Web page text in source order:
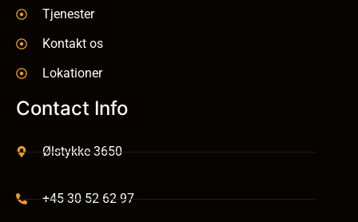
Tjenester
Kontakt os
Lokationer
Contact Info
Ølstykke 3650
+45 30 52 62 97